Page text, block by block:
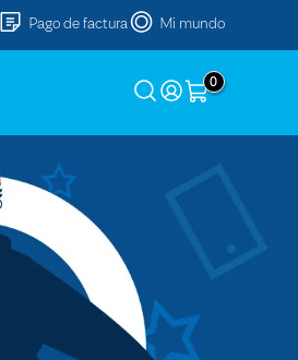
Pago de factura Mi mundo
0